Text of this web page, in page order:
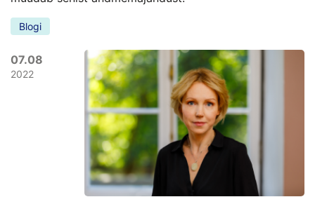
Blogi
07.08
2022